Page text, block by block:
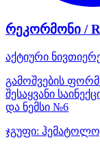
რეკორმონი /
აქტიური
გამოშვების
შესაყვანი
და ნემსი №6
ჯგუფი: